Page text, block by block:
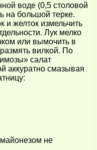
воде (0,5 столовой
на большой терке.
и желток измельчить
Лук мелко
или вымочить в
вилкой. По
салат
аккуратно смазывая
не